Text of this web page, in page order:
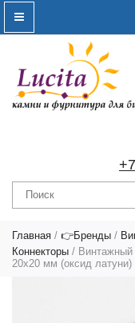
Главная / 👉Бренды /
Коннекторы / Винтажный
20х20 мм (оксид латуни)